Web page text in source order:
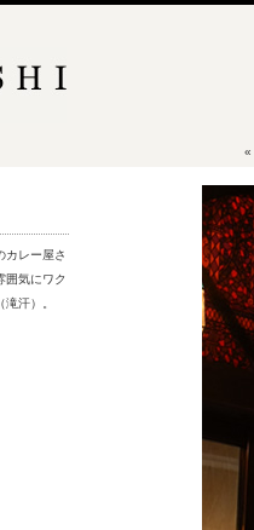
«
カレー屋さ
囲気にワク
汗）。